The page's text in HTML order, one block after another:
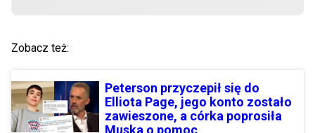
Zobacz też:
Peterson przyczepił się do
Elliota Page, jego konto zostało
zawieszone, a córka poprosiła
Muska o pomoc